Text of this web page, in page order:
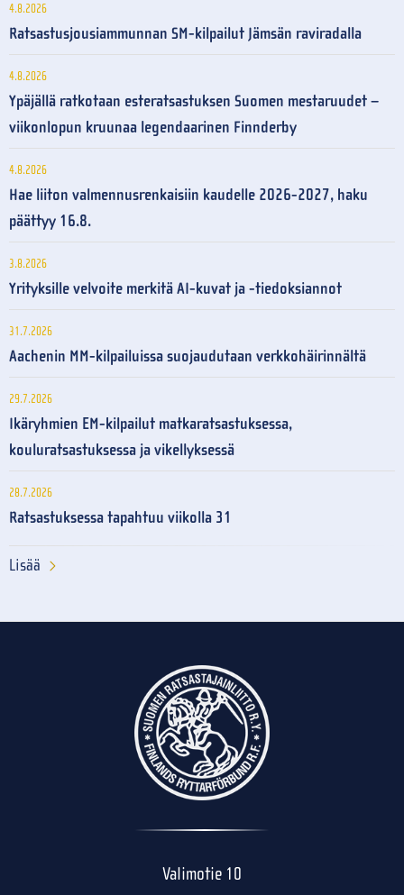
4.8.2026
Ratsastusjousiammunnan SM-kilpailut Jämsän raviradalla
4.8.2026
Ypäjällä ratkotaan esteratsastuksen Suomen mestaruudet –
viikonlopun kruunaa legendaarinen Finnderby
4.8.2026
Hae liiton valmennusrenkaisiin kaudelle 2026-2027, haku
päättyy 16.8.
3.8.2026
Yrityksille velvoite merkitä AI-kuvat ja -tiedoksiannot
31.7.2026
Aachenin MM-kilpailuissa suojaudutaan verkkohäirinnältä
29.7.2026
Ikäryhmien EM-kilpailut matkaratsastuksessa,
kouluratsastuksessa ja vikellyksessä
28.7.2026
Ratsastuksessa tapahtuu viikolla 31
Lisää
Valimotie 10